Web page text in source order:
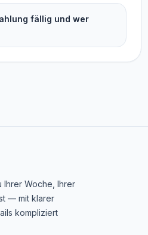
fällig und wer
Ihrer Woche, Ihrer
— mit klarer
kompliziert